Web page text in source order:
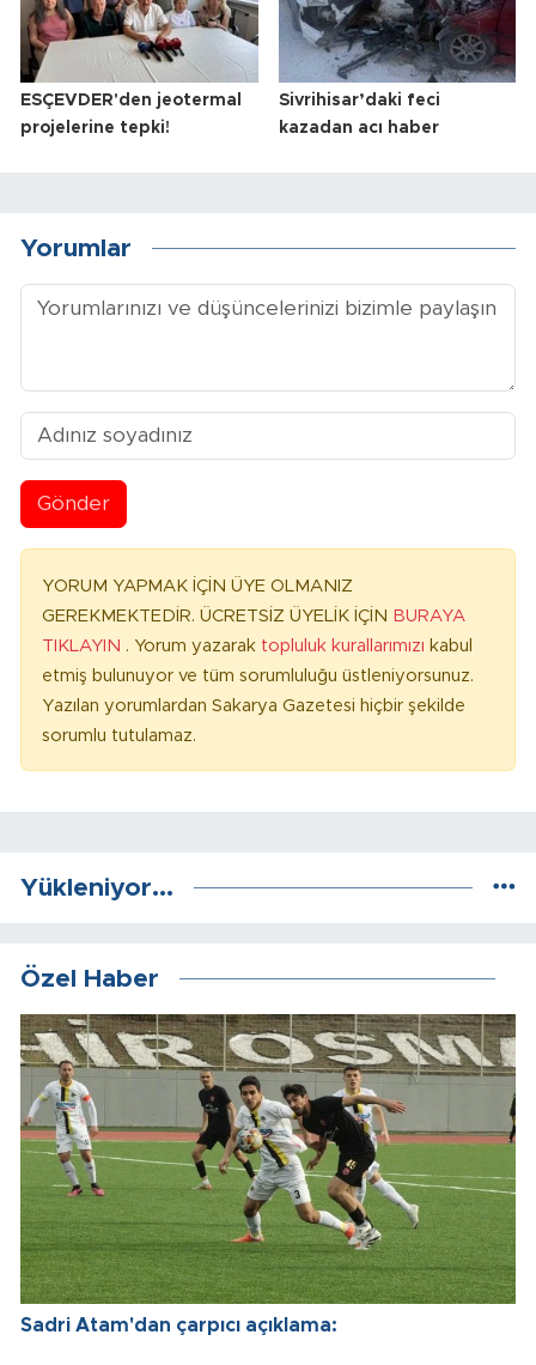
ESÇEVDER'den jeotermal
projelerine tepki!
Sivrihisar’daki feci
kazadan acı haber
Yorumlar
Gönder
YORUM YAPMAK İÇİN ÜYE OLMANIZ
GEREKMEKTEDİR. ÜCRETSİZ ÜYELİK İÇİN BURAYA
TIKLAYIN . Yorum yazarak topluluk kurallarımızı kabul
etmiş bulunuyor ve tüm sorumluluğu üstleniyorsunuz.
Yazılan yorumlardan Sakarya Gazetesi hiçbir şekilde
sorumlu tutulamaz.
Yükleniyor...
Özel Haber
Sadri Atam'dan çarpıcı açıklama: